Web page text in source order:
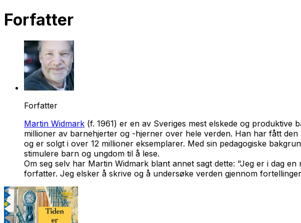
Forfatter
Forfatter
Martin Widmark (f. 1961) er en av Sveriges mest elskede og produktive
millioner av barnehjerter og -hjerner over hele verden. Han har fått
og er solgt i over 12 millioner eksemplarer. Med sin pedagogiske
stimulere barn og ungdom til å lese.
Om seg selv har Martin Widmark blant annet sagt dette: "Jeg er i dag
forfatter. Jeg elsker å skrive og å undersøke verden gjennom